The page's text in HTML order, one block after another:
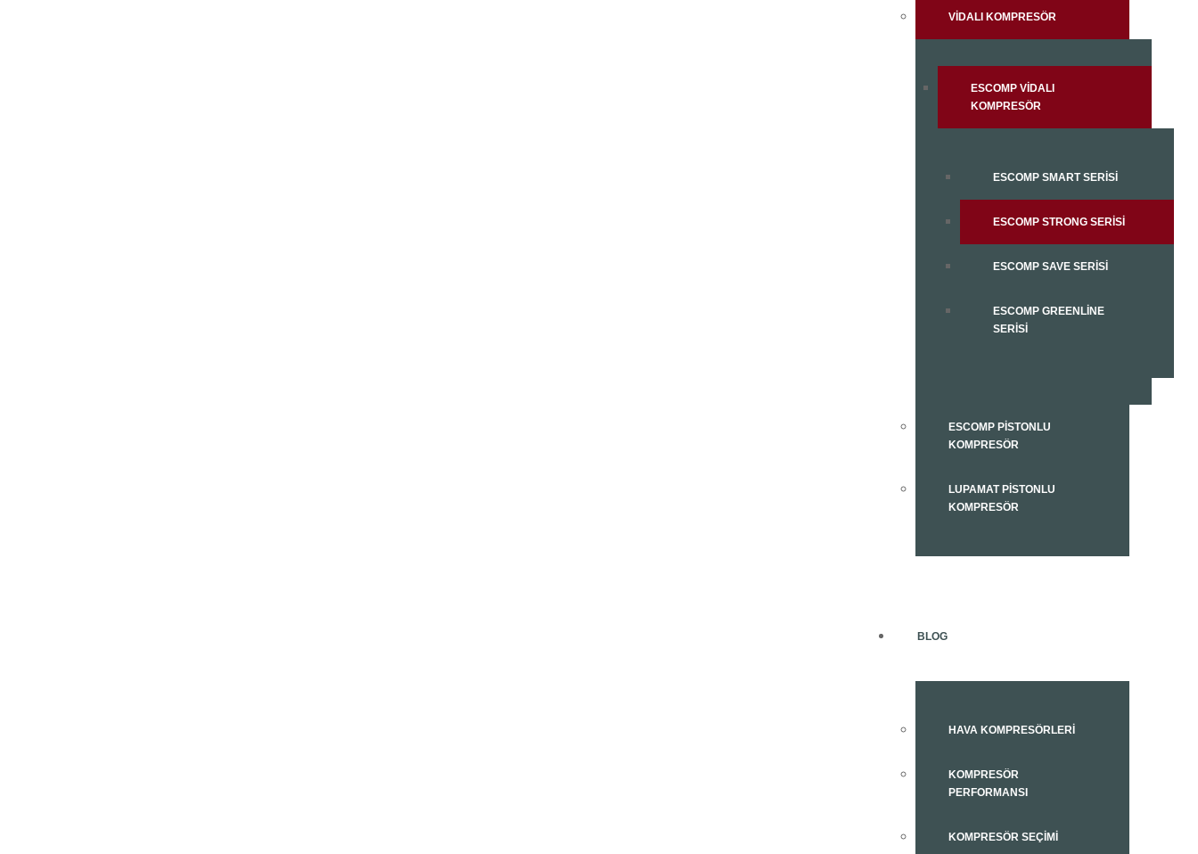
VIDALI KOMPRESÖR
ESCOMP VIDALI
KOMPRESÖR
ESCOMP SMART SERISI
ESCOMP STRONG SERISI
ESCOMP SAVE SERISI
ESCOMP GREENLINE
SERISI
ESCOMP PISTONLU
KOMPRESÖR
LUPAMAT PISTONLU
KOMPRESÖR
BLOG
HAVA KOMPRESÖRLERI
KOMPRESÖR
PERFORMANSI
KOMPRESÖR SEÇIMI